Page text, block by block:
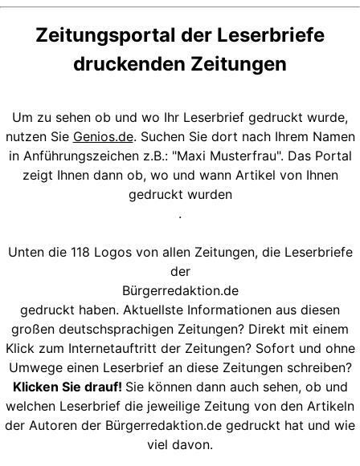
Zeitungsportal der Leserbriefe
druckenden Zeitungen
Um zu sehen ob und wo Ihr Leserbrief gedruckt wurde,
nutzen Sie Genios.de. Suchen Sie dort nach Ihrem Namen
in Anführungszeichen z.B.: "Maxi Musterfrau". Das Portal
zeigt Ihnen dann ob, wo und wann Artikel von Ihnen
gedruckt wurden
.
Unten die 118 Logos von allen Zeitungen, die Leserbriefe
der
Bürgerredaktion.de
gedruckt haben. Aktuellste Informationen aus diesen
großen deutschsprachigen Zeitungen? Direkt mit einem
Klick zum Internetauftritt der Zeitungen? Sofort und ohne
Umwege einen Leserbrief an diese Zeitungen schreiben?
Klicken Sie drauf! Sie können dann auch sehen, ob und
welchen Leserbrief die jeweilige Zeitung von den Artikeln
der Autoren der Bürgerredaktion.de gedruckt hat und wie
viel davon.